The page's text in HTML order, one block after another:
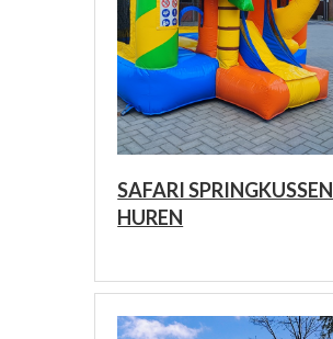
SAFARI SPRINGKUSSEN
HUREN